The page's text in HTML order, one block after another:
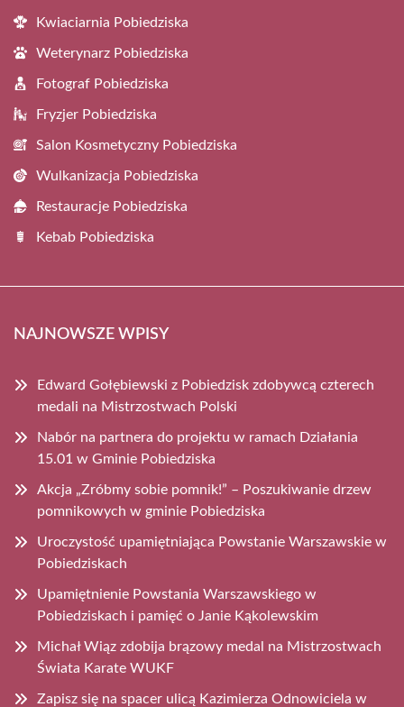
Kwiaciarnia Pobiedziska
Weterynarz Pobiedziska
Fotograf Pobiedziska
Fryzjer Pobiedziska
Salon Kosmetyczny Pobiedziska
Wulkanizacja Pobiedziska
Restauracje Pobiedziska
Kebab Pobiedziska
NAJNOWSZE WPISY
Edward Gołębiewski z Pobiedzisk zdobywcą czterech
medali na Mistrzostwach Polski
Nabór na partnera do projektu w ramach Działania
15.01 w Gminie Pobiedziska
Akcja „Zróbmy sobie pomnik!” – Poszukiwanie drzew
pomnikowych w gminie Pobiedziska
Uroczystość upamiętniająca Powstanie Warszawskie w
Pobiedziskach
Upamiętnienie Powstania Warszawskiego w
Pobiedziskach i pamięć o Janie Kąkolewskim
Michał Wiąz zdobija brązowy medal na Mistrzostwach
Świata Karate WUKF
Zapisz się na spacer ulicą Kazimierza Odnowiciela w